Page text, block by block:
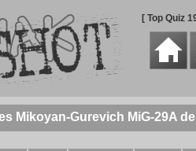
[ Top Quiz
Mikoyan-Gurevich MiG-29A